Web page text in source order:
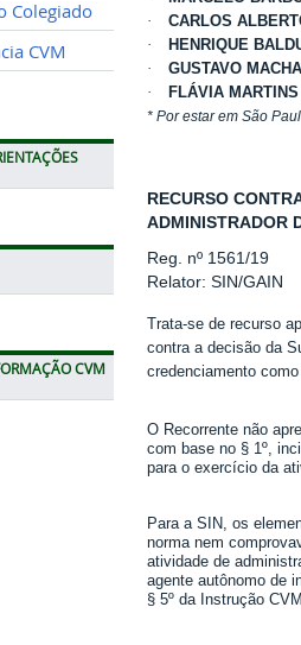
Colegiado
CVM
CVM
·
CARLOS
·
HENRIQUE
·
GUSTAVO
·
FLÁVIA
* Por estar em São
RECURSO
ADMINISTRADOR
Reg. nº 1561/19
Relator: SIN/GAIN
Trata-se de recurso
contra a decisão da
credenciamento
O Recorrente não
com base no § 1º,
para o exercício da
Para a SIN, os
norma nem
atividade de
agente autônomo de
§ 5º da Instrução